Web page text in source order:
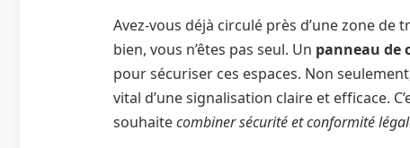
Avez-vous déjà circulé près d’une zone de
bien, vous n’êtes pas seul. Un panneau de
pour sécuriser ces espaces. Non
vital d’une signalisation claire et efficace.
souhaitecombiner sécurité et conformité